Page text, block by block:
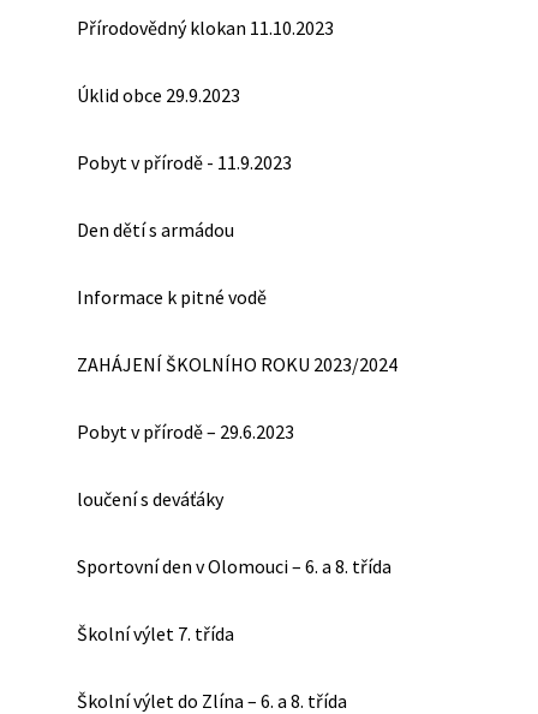
Přírodovědný klokan 11.10.2023
Úklid obce 29.9.2023
Pobyt v přírodě - 11.9.2023
Den dětí s armádou
Informace k pitné vodě
ZAHÁJENÍ ŠKOLNÍHO ROKU 2023/2024
Pobyt v přírodě – 29.6.2023
loučení s deváťáky
Sportovní den v Olomouci – 6. a 8. třída
Školní výlet 7. třída
Školní výlet do Zlína – 6. a 8. třída